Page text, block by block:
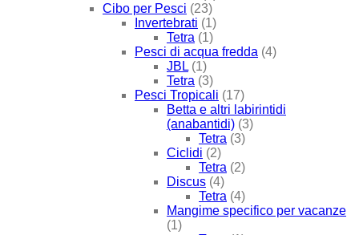
Cibo per Pesci (23)
Invertebrati (1)
Tetra (1)
Pesci di acqua fredda (4)
JBL (1)
Tetra (3)
Pesci Tropicali (17)
Betta e altri labirintidi
(anabantidi) (3)
Tetra (3)
Ciclidi (2)
Tetra (2)
Discus (4)
Tetra (4)
Mangime specifico per vacanze
(1)